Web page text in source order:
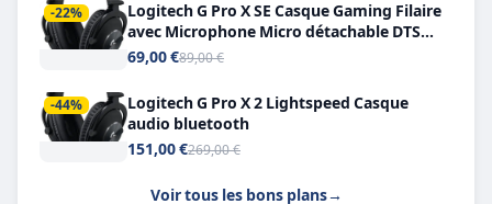
-22%
Logitech G Pro X SE Casque Gaming Filaire
avec Microphone Micro détachable DTS
Headphone X 7.1
69,00 €89,00 €
-44%
Logitech G Pro X 2 Lightspeed Casque
audio bluetooth
151,00 €269,00 €
Voir tous les bons plans→